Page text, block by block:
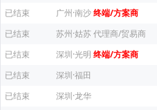
已结束
广州·南沙终端/方案商
已结束
苏州·姑苏代理商/贸易商
已结束
深圳·光明 终端/方案商
已结束
深圳·福田
已结束
深圳·龙华